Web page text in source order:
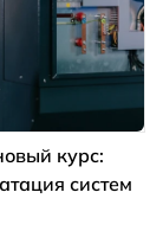
курс:
систем